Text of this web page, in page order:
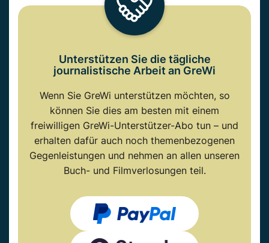
Unterstützen Sie die tägliche
journalistische Arbeit an GreWi
Wenn Sie GreWi unterstützen möchten, so
können Sie dies am besten mit einem
freiwilligen GreWi-Unterstützer-Abo tun – und
erhalten dafür auch noch themenbezogenen
Gegenleistungen und nehmen an allen unseren
Buch- und Filmverlosungen teil.